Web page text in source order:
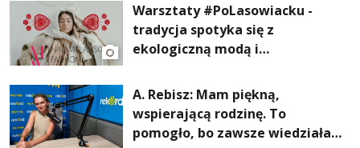
Warsztaty #PoLasowiacku -
tradycja spotyka się z
ekologiczną modą i
A. Rebisz: Mam piękną,
wspierającą rodzinę. To
pomogło, bo zawsze wiedziałam,